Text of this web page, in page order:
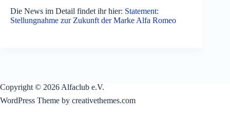
Die News im Detail findet ihr hier: Statement:
Stellungnahme zur Zukunft der Marke Alfa Romeo
Copyright © 2026 Alfaclub e.V.
WordPress Theme by creativethemes.com